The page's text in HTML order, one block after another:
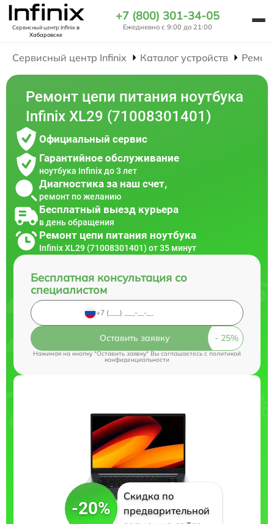
Сервисный центр Infinixв
Хабаровске
+7 (800) 301-34-05
Ежедневно с 9:00 до 21:00
Сервисный центр Infinix Каталог устройств
Ремонт цепи питания ноутбука
Infinix XL29 (71008301401)
Официальный сервис
Гарантийное обслуживание
ноутбука Infinix до 3 лет
Диагностика за наш счет,
ремонт по желанию
Бесплатный выезд курьера
в день обращения
Ремонт цепи питания ноутбука
Infinix XL29 (71008301401) от 35 минут
Бесплатная консультация со
специалистом
Оставить заявку
Нажимая на кнопку "Оставить заявку" Вы соглашаетесь cполитикой
конфиденциальности
-20%
Скидка по
предварительной